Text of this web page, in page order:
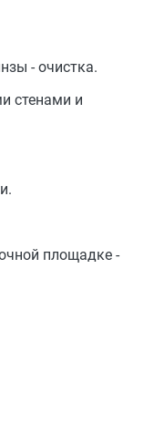
- очистка.
стенами и
площадке -